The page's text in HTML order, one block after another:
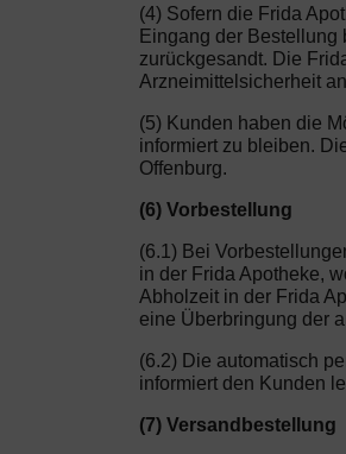
(4) Sofern die Frida
Eingang der Bestellung
zurückgesandt. Die
Arzneimittelsicherheit
(5) Kunden haben die
informiert zu bleiben.
Offenburg.
(6) Vorbestellung
(6.1) Bei
in der Frida Apotheke,
Abholzeit in der Frida
eine Überbringung der
(6.2) Die automatisch
informiert den Kunden
(7) Versandbestellung